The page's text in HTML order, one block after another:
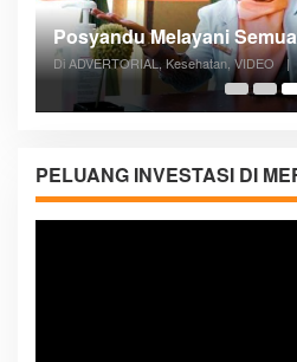
Posyandu Melayani
Di ADVERTORIAL, Kesehatan, VIDEO |
PELUANG INVESTASI DI